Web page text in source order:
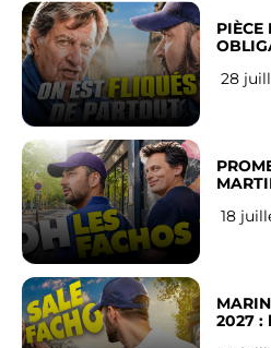
PIÈCE
28
18
2027 :